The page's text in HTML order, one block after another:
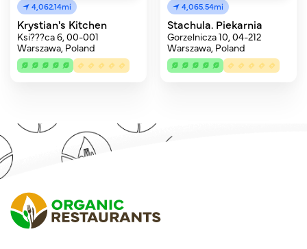
4,062.14mi
Krystian's Kitchen
Ksi???ca 6, 00-001
Warszawa, Poland
4,065.54mi
Stachula. Piekarnia
Gorzelnicza 10, 04-212
Warszawa, Poland